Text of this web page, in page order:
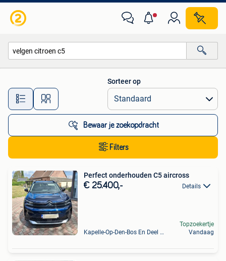
Alle afstanden…
Sorteer op
Bewaar je zoekopdracht
Filters
Perfect onderhouden C5 aircross
€ 25.400,- Details
Kapelle-Op-Den-Bos En Deel Van Zemst
Topzoekertje
Vandaag